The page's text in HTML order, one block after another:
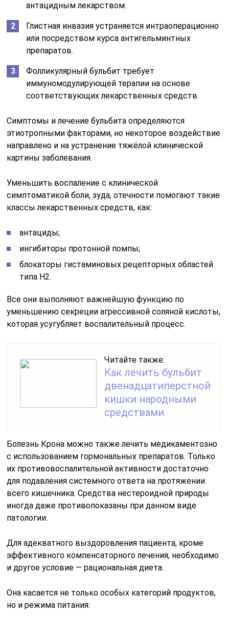
антацидным лекарством.
Глистная инвазия устраняется интраоперационно
или посредством курса антигельминтных
препаратов.
Фолликулярный бульбит требует
иммуномодулирующей терапии на основе
соответствующих лекарственных средств.
Симптомы и лечение бульбита определяются
этиотропными факторами, но некоторое воздействие
направлено и на устранение тяжёлой клинической
картины заболевания.
Уменьшить воспаление с клинической
симптоматикой боли, зуда, отечности помогают такие
классы лекарственных средств, как:
антациды;
ингибиторы протонной помпы;
блокаторы гистаминовых рецепторных областей
типа Н2.
Все они выполняют важнейшую функцию по
уменьшению секреции агрессивной соляной кислоты,
которая усугубляет воспалительный процесс.
Читайте также:
Как лечить бульбит
двенадцатиперстной
кишки народными
средствами
Болезнь Крона можно также лечить медикаментозно
с использованием гормональных препаратов. Только
их противовоспалительной активности достаточно
для подавления системного ответа на протяжении
всего кишечника. Средства нестероидной природы
иногда даже противопоказаны при данном виде
патологии.
Для адекватного выздоровления пациента, кроме
эффективного компенсаторного лечения, необходимо
и другое условие — рациональная диета.
Она касается не только особых категорий продуктов,
но и режима питания: